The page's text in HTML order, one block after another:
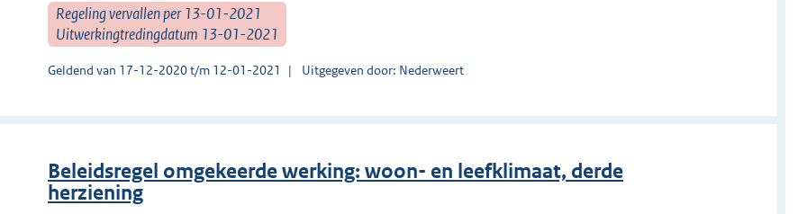
Regeling vervallen per 13-01-2021
Uitwerkingtredingdatum 13-01-2021
Geldend van 17-12-2020 t/m 12-01-2021 Uitgegeven door: Nederweert
Beleidsregel omgekeerde werking: woon- en leefklimaat, derde
herziening